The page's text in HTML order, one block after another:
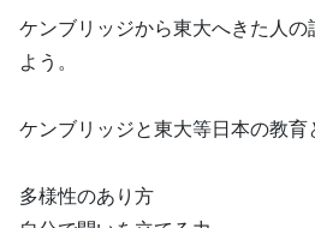
ケンブリッジから東大へきた人の
よう。
ケンブリッジと東大等日本の教育
多様性のあり方